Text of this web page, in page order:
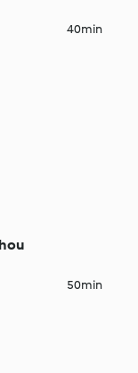
40min
50min